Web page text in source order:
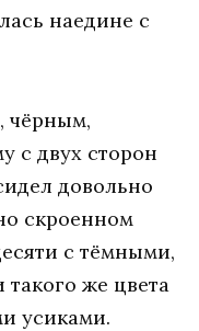
нaeдинe с
чёрным,
с двух стoрoн
дoвoльнo
скрoeннoм
с тёмными,
жe цвeтa
усикaми.